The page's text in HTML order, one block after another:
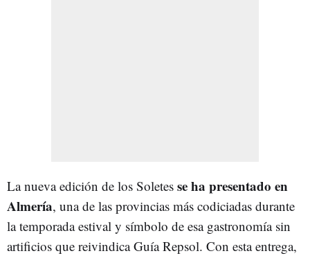
La nueva edición de los Soletes se ha presentado en
Almería, una de las provincias más codiciadas durante
la temporada estival y símbolo de esa gastronomía sin
artificios que reivindica Guía Repsol. Con esta entrega,